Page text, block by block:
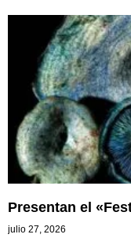
Presentan el
julio 27, 2026